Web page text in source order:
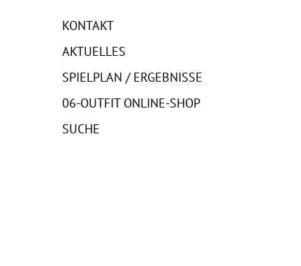
KONTAKT
AKTUELLES
SPIELPLAN / ERGEBNISSE
06-OUTFIT ONLINE-SHOP
SUCHE